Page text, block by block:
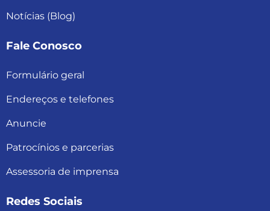
Notícias (Blog)
Fale Conosco
Formulário geral
Endereços e telefones
Anuncie
Patrocínios e parcerias
Assessoria de imprensa
Redes Sociais